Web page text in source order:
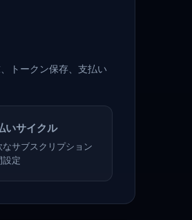
トークン保存、支払い
いサイクル
なサブスクリプション
設定